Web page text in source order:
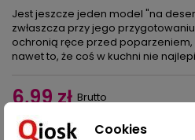
Jest jeszcze jeden model "na
zwłaszcza przy jego
ochronią ręce przed poparzeniem,
nawet to, że coś w kuchni nie
6,99 zł Brutto
Ilość 
Cookies